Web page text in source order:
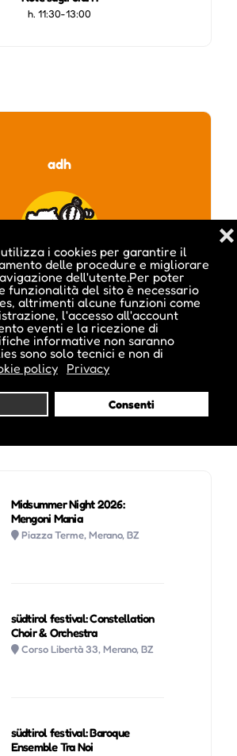
i cookies per garantire il
delle procedure e migliorare
dell'utente.Per poter
funzionalità del sito è necessario
altrimenti alcune funzioni come
l'accesso all'account
eventi e la ricezione di
informative non saranno
sono solo tecnici e non di
policy Privacy
Consenti
❌
h. 11:30-13:00
adh
Visita profilo
Midsummer Night 2026:
Mengoni Mania
Piazza Terme, Merano, BZ
südtirol festival: Constellation
Choir & Orchestra
Corso Libertà 33, Merano, BZ
südtirol festival: Baroque
Ensemble Tra Noi